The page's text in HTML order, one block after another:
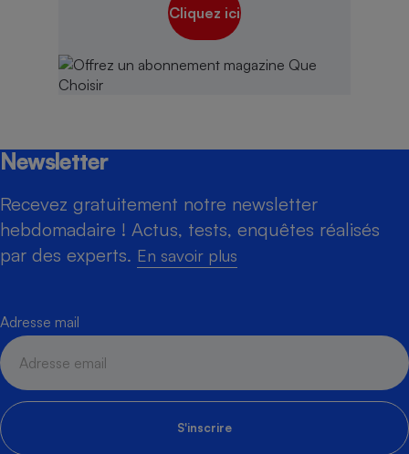
Cliquez ici
Newsletter
Recevez gratuitement notre newsletter
hebdomadaire ! Actus, tests, enquêtes réalisés
par des experts. En savoir plus
Adresse mail
S'inscrire